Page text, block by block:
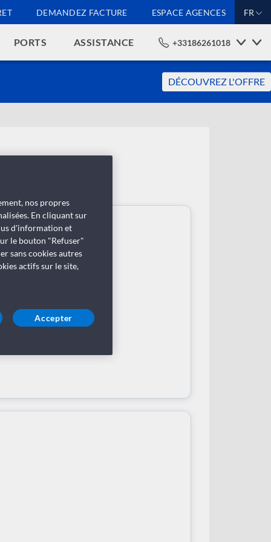
DEMANDEZ FACTURE ESPACE AGENCES FR
PORTS ASSISTANCE +33186261018
DÉCOUVREZ L'OFFRE
nos propres
En cliquant sur
d'information et
le bouton "Refuser"
sans cookies autres
actifs sur le site,
Accepter